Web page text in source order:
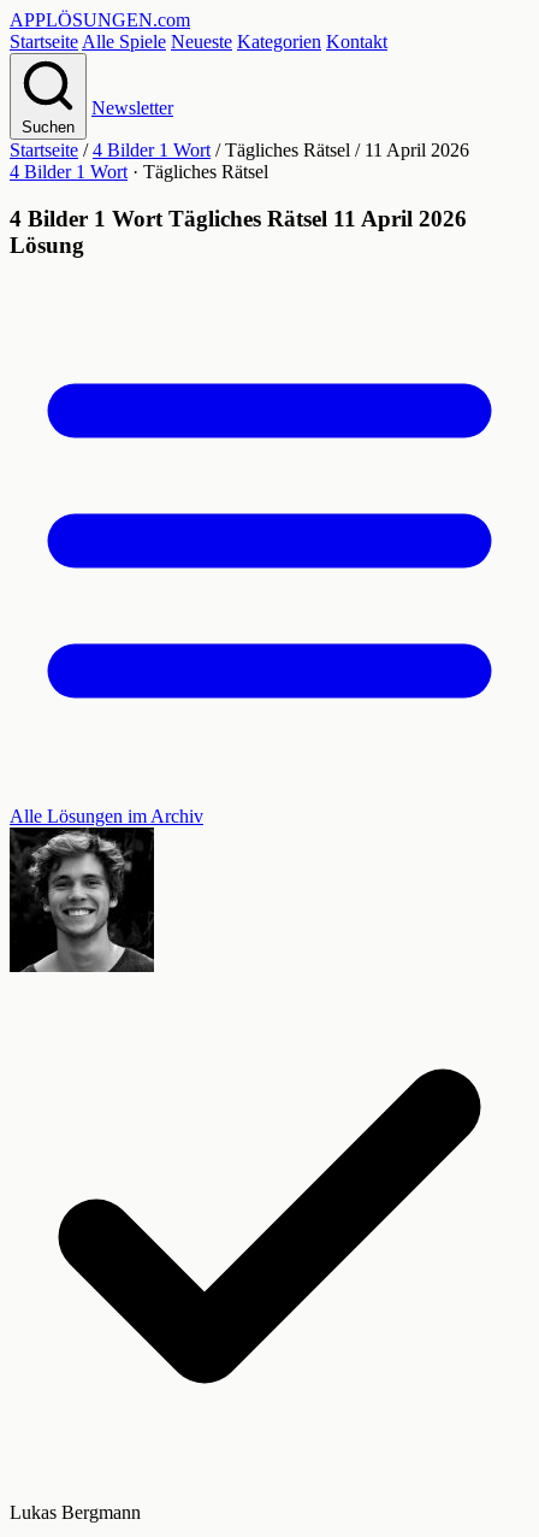
APPLÖSUNGEN.com
Startseite Alle Spiele Neueste Kategorien Kontakt
Suchen
Newsletter
Startseite / 4 Bilder 1 Wort / Tägliches Rätsel / 11 April 2026
4 Bilder 1 Wort · Tägliches Rätsel
4 Bilder 1 Wort Tägliches Rätsel 11 April 2026
Lösung
Alle Lösungen im Archiv
Lukas Bergmann